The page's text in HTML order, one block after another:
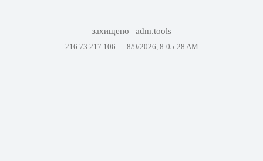
захищено adm.tools
216.73.217.106 — 8/9/2026, 8:05:28 AM